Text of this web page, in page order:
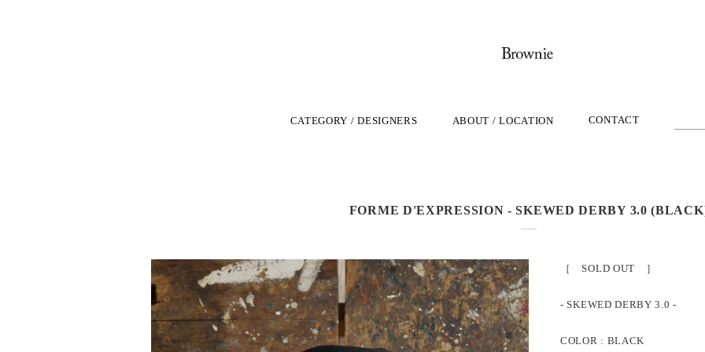
CATEGORY / DESIGNERS ABOUT / LOCATION CONTACT
FORME D'EXPRESSION - SKEWED DERBY 3.0
［ SOLD OUT ］
- SKEWED DERBY 3.0 -
COLOR : BLACK